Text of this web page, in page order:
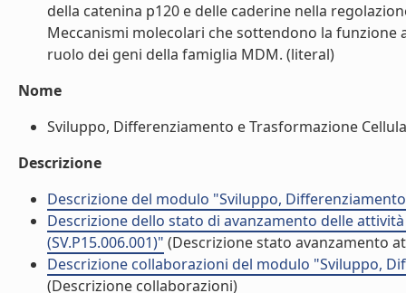
della catenina p120 e delle caderine nella
Meccanismi molecolari che sottendono la
ruolo dei geni della famiglia MDM. (literal)
Nome
Sviluppo, Differenziamento e Trasformazione
Descrizione
Descrizione del modulo "Sviluppo,
Descrizione dello stato di avanzamento delle
(SV.P15.006.001)" (Descrizione stato avanzamento
Descrizione collaborazioni del modulo "Sviluppo,
(Descrizione collaborazioni)